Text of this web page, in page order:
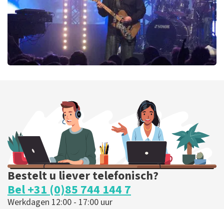
BESTEL NU
Bestelt u liever telefonisch?
Bel +31 (0)85 744 144 7
Werkdagen 12:00 - 17:00 uur